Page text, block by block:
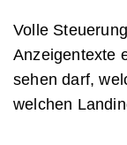
Volle
Anzeigentexte
sehen darf,
welchen